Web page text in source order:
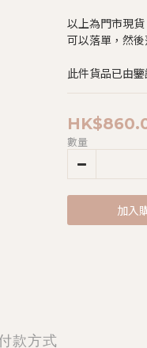
以上為門市現貨
可以落單，然
此件貨品已由
數量
加入
款方式